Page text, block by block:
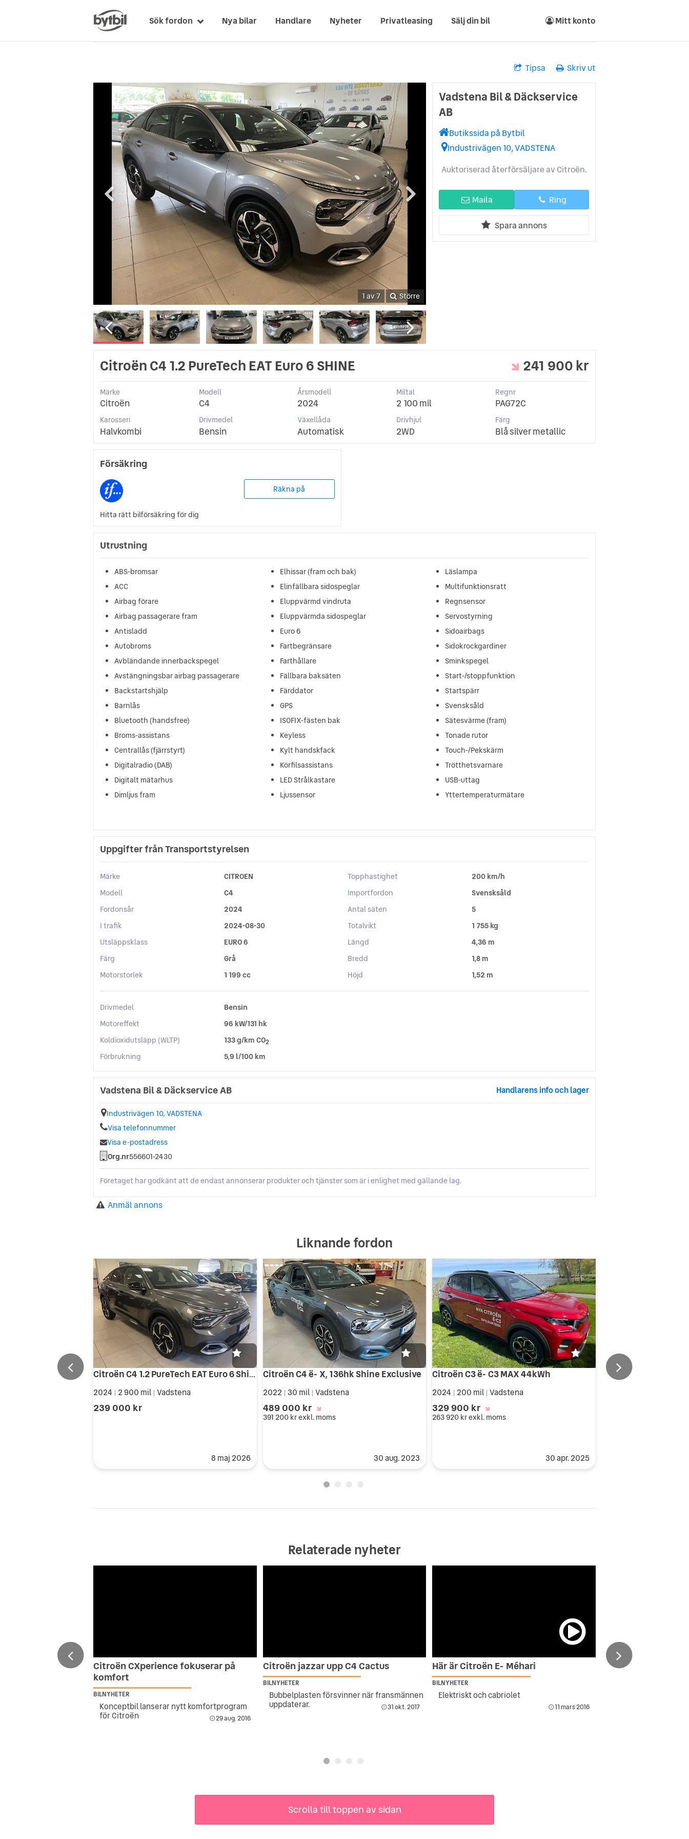
Sök fordon Nya bilar Handlare Nyheter Privatleasing Sälj din bil Mitt konto
Tipsa Skriv ut
1 av 7 Större
Vadstena Bil & Däckservice
AB
Butikssida på Bytbil
Industrivägen 10, VADSTENA
Auktoriserad återförsäljare av Citroën.
Maila Ring
Spara annons
Citroën C4 1.2 PureTech EAT Euro 6 SHINE 241 900 kr
Märke
Citroën
Modell
C4
Årsmodell
2024
Miltal
2 100 mil
Regnr
PAG72C
Karosseri
Halvkombi
Drivmedel
Bensin
Växellåda
Automatisk
Drivhjul
2WD
Färg
Blå silver metallic
Försäkring
Räkna på
Hitta rätt bilförsäkring för dig
Utrustning
ABS-bromsar
ACC
Airbag förare
Airbag passagerare fram
Antisladd
Autobroms
Avbländande innerbackspegel
Avstängningsbar airbag passagerare
Backstartshjälp
Barnlås
Bluetooth (handsfree)
Broms-assistans
Centrallås (fjärrstyrt)
Digitalradio (DAB)
Digitalt mätarhus
Dimljus fram
Elhissar (fram och bak)
Elinfällbara sidospeglar
Eluppvärmd vindruta
Eluppvärmda sidospeglar
Euro 6
Fartbegränsare
Farthållare
Fällbara baksäten
Färddator
GPS
ISOFIX-fästen bak
Keyless
Kylt handskfack
Körfilsassistans
LED Strålkastare
Ljussensor
Läslampa
Multifunktionsratt
Regnsensor
Servostyrning
Sidoairbags
Sidokrockgardiner
Sminkspegel
Start-/stoppfunktion
Startspärr
Svensksåld
Sätesvärme (fram)
Tonade rutor
Touch-/Pekskärm
Trötthetsvarnare
USB-uttag
Yttertemperaturmätare
Uppgifter från Transportstyrelsen
Märke
CITROEN
Modell
C4
Fordonsår
2024
I trafik
2024-08-30
Utsläppsklass
EURO 6
Färg
Grå
Motorstorlek
1 199 cc
Topphastighet
200 km/h
Importfordon
Svensksåld
Antal säten
5
Totalvikt
1 755 kg
Längd
4,36 m
Bredd
1,8 m
Höjd
1,52 m
Drivmedel
Bensin
Motoreffekt
96 kW/131 hk
Koldioxidutsläpp (WLTP)
133 g/km CO2
Förbrukning 5,9 l/100 km
Vadstena Bil & Däckservice AB Handlarens info och lager
Industrivägen 10, VADSTENA
Visa telefonnummer
Visa e-postadress
Org.nr556601-2430
Företaget har godkänt att de endast annonserar produkter och tjänster som är i enlighet med gällande lag.
Anmäl annons
Liknande fordon
Citroën C4 1.2 PureTech EAT Euro 6 Shine
2024 2 900 mil Vadstena
239 000 kr
8 maj 2026
Citroën C4 ë- X, 136hk Shine Exclusive
2022 | 30 mil | Vadstena
489 000 kr
391 200 krexkl. moms
30 aug. 2023
Citroën C3 ë- C3 MAX 44kWh
2024 200 mil Vadstena
329 900 kr
263 920 krexkl. moms
30 apr. 2025
Relaterade nyheter
Citroën CXperience fokuserar på
komfort
BILNYHETER
Konceptbil lanserar nytt komfortprogram
för Citroën 29 aug. 2016
Citroën jazzar upp C4 Cactus
BILNYHETER
Bubbelplasten försvinner när fransmännen
uppdaterar. 31 okt. 2017
Här är Citroën E- Méhari
BILNYHETER
Elektriskt och cabriolet
11 mars 2016
Scrolla till toppen av sidan